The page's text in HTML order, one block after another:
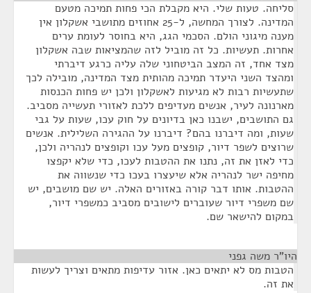
סליחה. טעות שלי. היא מקבלת הכי פחות תמיכה מטעם
המדינה. לצורך המחשה, ל-25 אחוזים מתושבי אשקלון אין
מענה מיגוני הולם. הסכמי הגג, היא בחוסר לעומת ערים
אחרות. תעשיות. כל זה מוביל לזה שהמציאות שבה אשקלון
מצד אחד, זה המצב הביטחוני שלה עליה כרגע דיברתי
ומהצד השני היעדר תמיכה מהותית מצד המדינה, מובילה לכך
שתעשיות רבות לא מגיעות לאשקלון ולכן יש פחות הכנסות
מארנונה לעיר, אנשים מעדיפים ללכת לאזורי תעשייה מסביב.
גם התושבים, ישבנו כאן בדיונים על חוק עכו, שעות על גבי
שעות, ומה דיברנו בהם? דיברנו על ההגירה השלילית. אנשים
שרוצים לשפר דיור, קופצים מעל עכו וקופצים לנהריה ולכן,
כדי לאזן את זה, נתנו את ההטבות לעכו, כדי שלא יקפצו
מחיפה ישר לנהריה אלא שיעצרו בעכו כדי שנשווה את
ההטבות. אותו דבר קורה באזורים האלה. יש שם מושבים, יש
שם משפרי דיור שעוברים לישובים מסביב כמשפרי דיור,
במקום להישאר שם.
היו"ר משה גפני
הטבות מס לא יתאים כאן. אזור עדיפות מתאים וצריך לעשות
את זה.